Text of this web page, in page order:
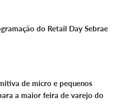
do Retail Day Sebrae
de micro e pequenos
a maior feira de varejo do